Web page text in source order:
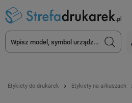
Etykiety do drukarek Etykiety na arkuszach